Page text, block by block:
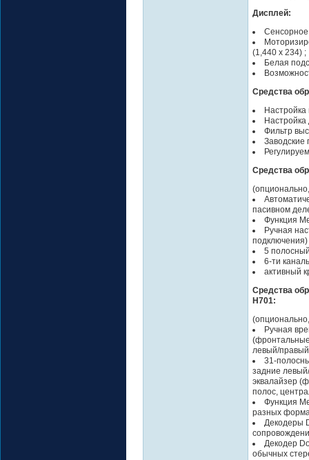
Дисплей:
Сенсорное
(1,440 x 234) ;
Белая
Средства
Настройка
Фильтр
Заводские
Средства
пасивном
Функция
Ручная
подключения)
5
6-ти
активный
Средства
H701:
Ручная
левый/
31-
задние
эквалайзер
полос,
Функция
разных
Декодеры
Декодер
обычных